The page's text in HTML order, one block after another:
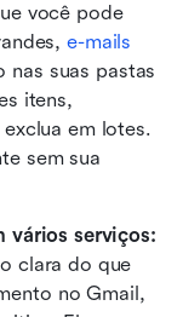
você pode
e-mails
nas suas pastas
itens,
em lotes.
sem sua
vários serviços:
clara do que
no Gmail,